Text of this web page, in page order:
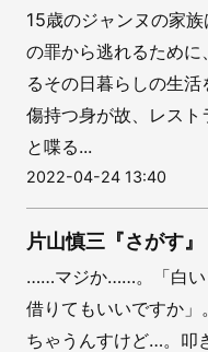
15歳のジャンヌの家
の罪から逃れるため
るその日暮らしの生
傷持つ身が故、レス
と喋る...
2022-04-24 13:40
片山慎三『さがす』
……マジか……。「白い
借りてもいいですか
ちゃうんすけど…。叩